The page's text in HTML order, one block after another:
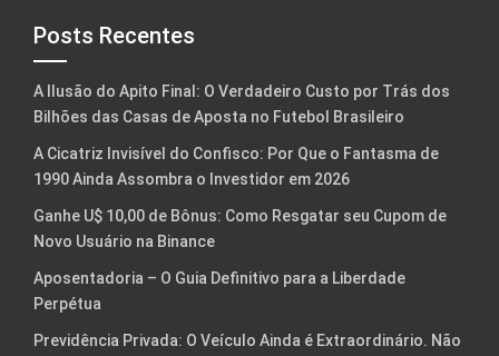
Posts Recentes
A Ilusão do Apito Final: O Verdadeiro Custo por Trás dos
Bilhões das Casas de Aposta no Futebol Brasileiro
A Cicatriz Invisível do Confisco: Por Que o Fantasma de
1990 Ainda Assombra o Investidor em 2026
Ganhe U$ 10,00 de Bônus: Como Resgatar seu Cupom de
Novo Usuário na Binance
Aposentadoria – O Guia Definitivo para a Liberdade
Perpétua
Previdência Privada: O Veículo Ainda é Extraordinário. Não